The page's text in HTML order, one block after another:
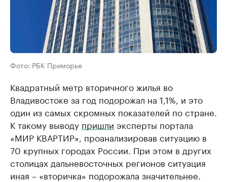
Фото: РБК Приморье
Квадратный метр вторичного жилья во
Владивостоке за год подорожал на 1,1%, и это
один из самых скромных показателей по стране.
К такому выводу пришли эксперты портала
«МИР КВАРТИР», проанализировав ситуацию в
70 крупных городах России. При этом в других
столицах дальневосточных регионов ситуация
иная – «вторичка» подорожала значительнее.